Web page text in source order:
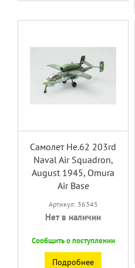
Самолет He.62 203rd
Naval Air Squadron,
August 1945, Omura
Air Base
Артикул: 36345
Нет в наличии
Сообщить о поступлении
Подробнее